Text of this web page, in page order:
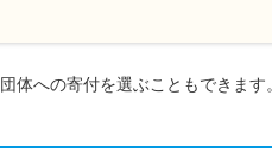
体への寄付を選ぶこともできます。